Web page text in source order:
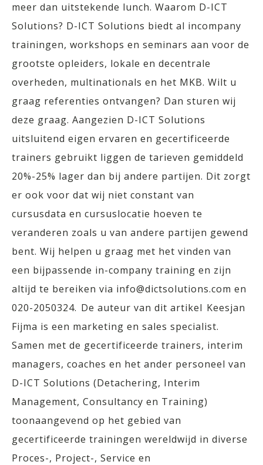
meer dan uitstekende lunch. Waarom D-ICT
Solutions? D-ICT Solutions biedt al incompany
trainingen, workshops en seminars aan voor de
grootste opleiders, lokale en decentrale
overheden, multinationals en het MKB. Wilt u
graag referenties ontvangen? Dan sturen wij
deze graag. Aangezien D-ICT Solutions
uitsluitend eigen ervaren en gecertificeerde
trainers gebruikt liggen de tarieven gemiddeld
20%-25% lager dan bij andere partijen. Dit zorgt
er ook voor dat wij niet constant van
cursusdata en cursuslocatie hoeven te
veranderen zoals u van andere partijen gewend
bent. Wij helpen u graag met het vinden van
een bijpassende in-company training en zijn
altijd te bereiken via info@dictsolutions.com en
020-2050324. De auteur van dit artikel Keesjan
Fijma is een marketing en sales specialist.
Samen met de gecertificeerde trainers, interim
managers, coaches en het ander personeel van
D-ICT Solutions (Detachering, Interim
Management, Consultancy en Training)
toonaangevend op het gebied van
gecertificeerde trainingen wereldwijd in diverse
Proces-, Project-, Service en